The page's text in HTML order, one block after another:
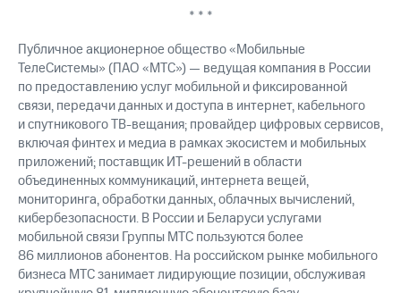
облигаций
Описание
Еврооблигации-2023
Уведомление
о
погашении
именных
облигаций
Другое
Регистратор
Реквизиты
Контакты
* * *
Публичное акционерное общество «Мобильные
ТелеСистемы» (ПАО «МТС») — ведущая компания в России
по предоставлению услуг мобильной и фиксированной
связи, передачи данных и доступа в интернет, кабельного
и спутникового ТВ-вещания; провайдер цифровых сервисов,
включая финтех и медиа в рамках экосистем и мобильных
приложений; поставщик ИТ-решений в области
объединенных коммуникаций, интернета вещей,
мониторинга, обработки данных, облачных вычислений,
кибербезопасности. В России и Беларуси услугами
мобильной связи Группы МТС пользуются более
86 миллионов абонентов. На российском рынке мобильного
бизнеса МТС занимает лидирующие позиции, обслуживая